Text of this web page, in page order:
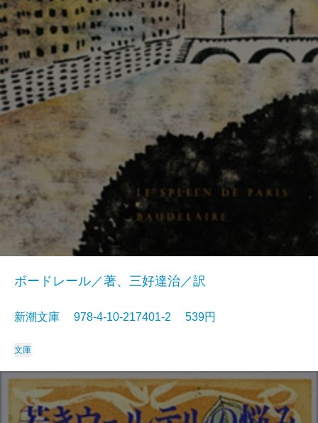
ボードレール／著、三好達治／訳
新潮文庫 978-4-10-217401-2 539円
文庫